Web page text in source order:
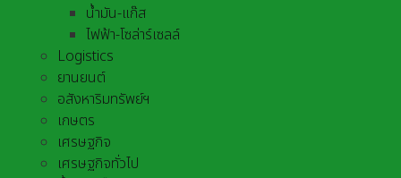
น้ำมัน-แก๊ส
ไฟฟ้า-โซล่าร์เซลล์
Logistics
ยานยนต์
อสังหาริมทรัพย์ฯ
เกษตร
เศรษฐกิจ
เศรษฐกิจทั่วไป